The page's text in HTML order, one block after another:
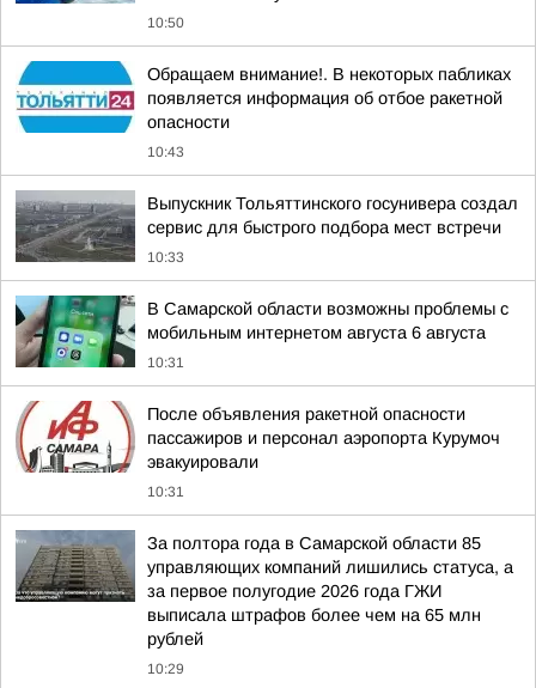
10:50
Обращаем внимание!. В некоторых пабликах
появляется информация об отбое ракетной
опасности
10:43
Выпускник Тольяттинского госунивера создал
сервис для быстрого подбора мест встречи
10:33
В Самарской области возможны проблемы с
мобильным интернетом августа 6 августа
10:31
После объявления ракетной опасности
пассажиров и персонал аэропорта Курумоч
эвакуировали
10:31
За полтора года в Самарской области 85
управляющих компаний лишились статуса, а
за первое полугодие 2026 года ГЖИ
выписала штрафов более чем на 65 млн
рублей
10:29